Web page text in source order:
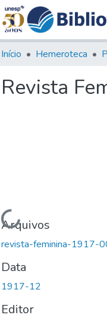
Início Hemeroteca
Revista
Carregando...
Arquivos
revista-feminina-1917-
Data
1917-12
Editor